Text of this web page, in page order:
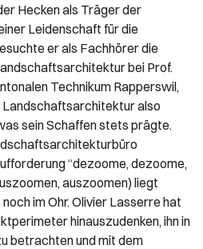
Hecken als Träger der
Leidenschaft für die
er als Fachhörer die
bei Prof.
Technikum Rapperswil,
Landschaftsarchitektur also
sein Schaffen stets prägte.
“dezoome, dezoome,
auszoomen) liegt
im Ohr. Olivier Lasserre hat
hinauszudenken, ihn in
betrachten und mit dem